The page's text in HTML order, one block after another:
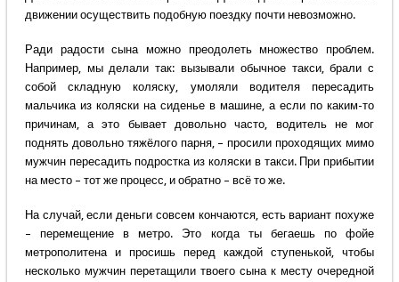
движении осуществить подобную поездку почти невозможно.
Ради радости сына можно преодолеть множество проблем.
Например, мы делали так: вызывали обычное такси, брали с
собой складную коляску, умоляли водителя пересадить
мальчика из коляски на сиденье в машине, а если по каким-то
причинам, а это бывает довольно часто, водитель не мог
поднять довольно тяжёлого парня, – просили проходящих мимо
мужчин пересадить подростка из коляски в такси. При прибытии
на место – тот же процесс, и обратно – всё то же.
На случай, если деньги совсем кончаются, есть вариант похуже
– перемещение в метро. Это когда ты бегаешь по фойе
метрополитена и просишь перед каждой ступенькой, чтобы
несколько мужчин перетащили твоего сына к месту очередной